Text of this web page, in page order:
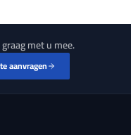
met u mee.
aanvragen